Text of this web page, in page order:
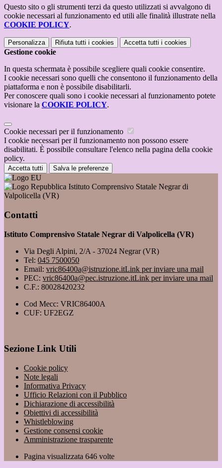
Questo sito o gli strumenti terzi da questo utilizzati si avvalgono di
cookie necessari al funzionamento ed utili alle finalità illustrate nella
COOKIE POLICY.
Personalizza Rifiuta tutti i cookies Accetta tutti i cookies
Gestione cookie
In questa schermata è possibile scegliere quali cookie consentire.
I cookie necessari sono quelli che consentono il funzionamento della
piattaforma e non è possibile disabilitarli.
Per conoscere quali sono i cookie necessari al funzionamento potete
visionare la COOKIE POLICY.
Cookie necessari per il funzionamento
I cookie necessari per il funzionamento non possono essere
disabilitati. È possibile consultare l'elenco nella pagina della cookie
policy.
Accetta tutti Salva le preferenze
Istituto Comprensivo Statale Negrar di
Valpolicella (VR)
Contatti
Istituto Comprensivo Statale Negrar di Valpolicella (VR)
Via Degli Alpini, 2/A - 37024 Negrar (VR)
Tel: 045 7500050
Email: vric86400a@istruzione.itLink per inviare una mail
PEC: vric86400a@pec.istruzione.itLink per inviare una mail
C.F.: 80028420232
Cod Mecc: VRIC86400A
CUF: UF2EGZ
Sezione Link Utili
Cookie policy
Note legali
Informativa Privacy
Ufficio Relazioni con il Pubblico
Dichiarazione di accessibilità
Obiettivi di accessibilità
Whistleblowing
Gestione consensi cookie
Amministrazione trasparente
Pagina visualizzata 646 volte